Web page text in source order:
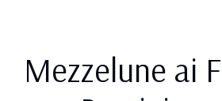
Mezzelune ai